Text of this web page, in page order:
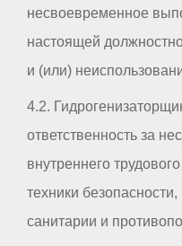
несвоевременное
настоящей
и (или)
4.2.
ответственность за
внутреннего
техники
санитарии и